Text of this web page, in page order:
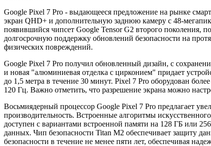
Google Pixel 7 Pro - выдающееся предложение на рынке
экран QHD+ и дополнительную заднюю камеру с 48-
появившийся чипсет Google Tensor G2 второго поколения,
долгосрочную поддержку обновлений безопасности на
физических повреждений.
Google Pixel 7 Pro получил обновленный дизайн, с
и новая "алюминиевая отделка с цирконием" придает
до 1,5 метра в течение 30 минут. Pixel 7 Pro оборудован
120 Гц. Важно отметить, что разрешение экрана можно
Восьмиядерный процессор Google Pixel 7 Pro предлагает
производительность. Встроенные алгоритмы
доступен с вариантами встроенной памяти на 128 ГБ или
данных. Чип безопасности Titan M2 обеспечивает защиту
безопасности в течение не менее пяти лет, обеспечивая